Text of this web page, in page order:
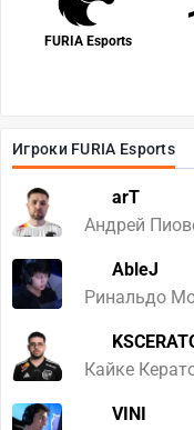
Игроки FURIA Esports
arT
Андрей
AbleJ
Ринальдо
Кайке
VINI
FURIA Esports